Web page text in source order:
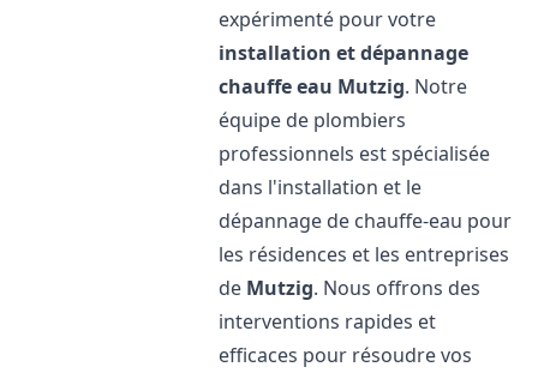
expérimenté pour votre
installation et dépannage
chauffe eau Mutzig. Notre
équipe de plombiers
professionnels est spécialisée
dans l'installation et le
dépannage de chauffe-eau pour
les résidences et les entreprises
de Mutzig. Nous offrons des
interventions rapides et
efficaces pour résoudre vos